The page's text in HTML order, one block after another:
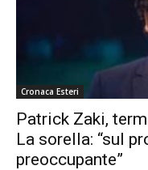
Cronaca Esteri
Patrick Zaki,
La sorella: “sul
preoccupante”